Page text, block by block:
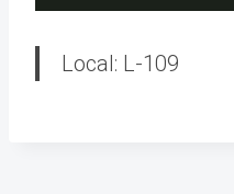
Local: L-109